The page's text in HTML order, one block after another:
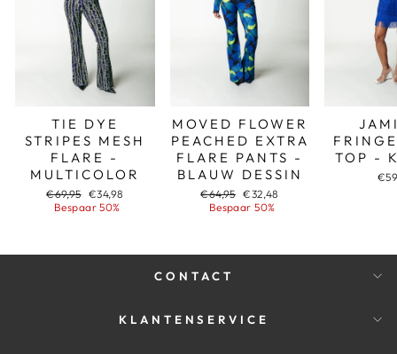
TIE DYE
STRIPES MESH
FLARE -
MULTICOLOR
Adviesprijs
€69,95 Aanbiedingsprijs
€34,98
Bespaar 50%
MOVED FLOWER
PEACHED EXTRA
FLARE PANTS -
BLAUW DESSIN
Adviesprijs
€64,95 Aanbiedingsprijs
€32,48
Bespaar 50%
TOP -
CONTACT
KLANTENSERVICE